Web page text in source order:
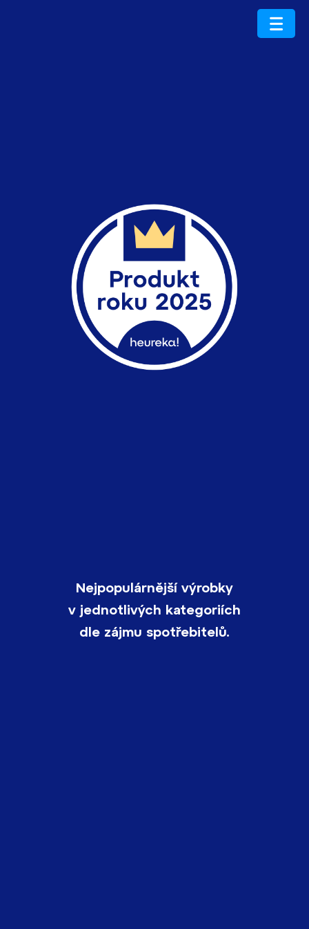
Nejpopulárnější výrobky
v jednotlivých kategoriích
dle zájmu spotřebitelů.